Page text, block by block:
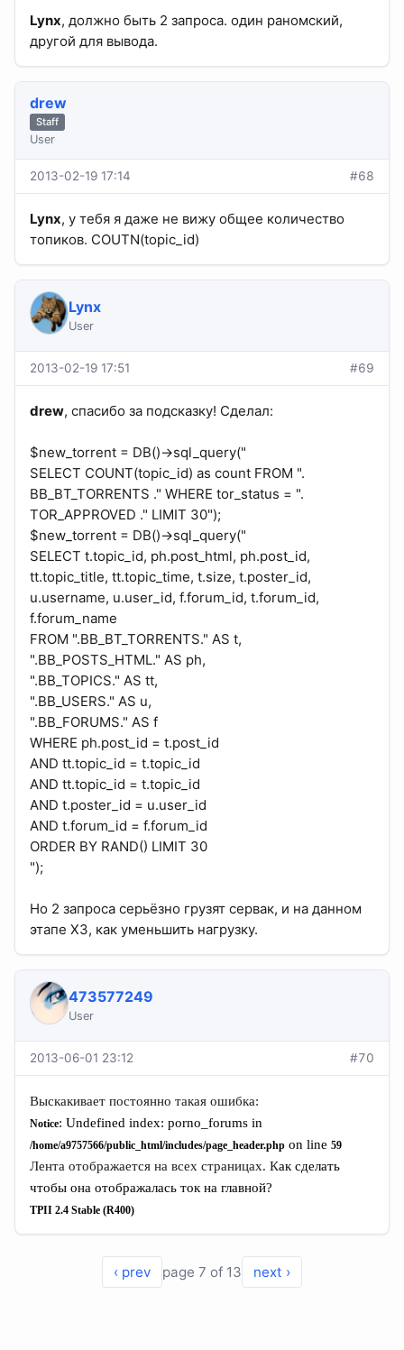
Lynx, должно быть 2 запроса. один раномский,
другой для вывода.
drew
Staff
User
2013-02-19 17:14 #68
Lynx, у тебя я даже не вижу общее количество
топиков. COUTN(topic_id)
Lynx
User
2013-02-19 17:51 #69
drew, спасибо за подсказку! Сделал:
$new_torrent = DB()->sql_query("
SELECT COUNT(topic_id) as count FROM ".
BB_BT_TORRENTS ." WHERE tor_status = ".
TOR_APPROVED ." LIMIT 30");
$new_torrent = DB()->sql_query("
SELECT t.topic_id, ph.post_html, ph.post_id,
tt.topic_title, tt.topic_time, t.size, t.poster_id,
u.username, u.user_id, f.forum_id, t.forum_id,
f.forum_name
FROM ".BB_BT_TORRENTS." AS t,
".BB_POSTS_HTML." AS ph,
".BB_TOPICS." AS tt,
".BB_USERS." AS u,
".BB_FORUMS." AS f
WHERE ph.post_id = t.post_id
AND tt.topic_id = t.topic_id
AND tt.topic_id = t.topic_id
AND t.poster_id = u.user_id
AND t.forum_id = f.forum_id
ORDER BY RAND() LIMIT 30
");
Но 2 запроса серьёзно грузят сервак, и на данном
этапе ХЗ, как уменьшить нагрузку.
473577249
User
2013-06-01 23:12 #70
Выскакивает постоянно такая ошибка:
Notice: Undefined index: porno_forums in
/home/a9757566/public_html/includes/page_header.php on line 59
Лента отображается на всех страницах. Как сделать
чтобы она отображалась ток на главной?
TPII 2.4 Stable (R400)
‹ prev page 7 of 13 next ›